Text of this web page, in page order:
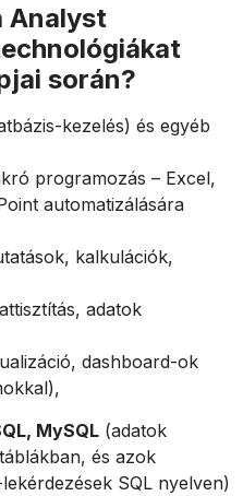
Analyst
során?
kezelés) és egyéb
programozás – Excel,
automatizálására
kalkulációk,
adatok
dashboard-ok
MySQL (adatok
és azok
SQL nyelven)